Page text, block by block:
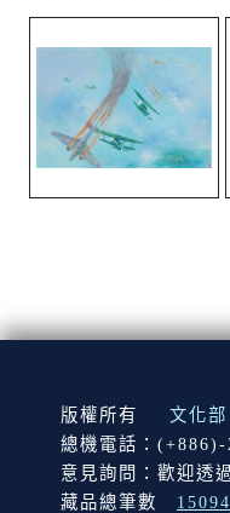
:::
版權所有 文化部
總機電話：
意見詢問：歡迎透
藏品總筆數